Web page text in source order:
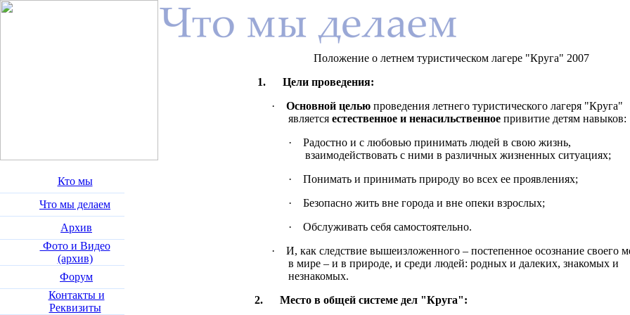
Кто мы
Что мы делаем
Архив
Фото и Видео
(архив)
Форум
Контакты и
Реквизиты
Положение о летнем туристическом лагере "Круга" 2007
1. Цели проведения:
·
Основной целью проведения летнего туристического лагеря "Круга"
является естественное и ненасильственное привитие детям навыков:
·
Радостно и с любовью принимать людей в свою жизнь,
взаимодействовать с ними в различных жизненных ситуациях;
·
Понимать и принимать природу во всех ее проявлениях;
·
Безопасно жить вне города и вне опеки взрослых;
·
Обслуживать себя самостоятельно.
·
И, как следствие вышеизложенного – постепенное осознание своего
в мире – и в природе, и среди людей: родных и далеких, знакомых и
незнакомых.
2. Место в общей системе дел "Круга":